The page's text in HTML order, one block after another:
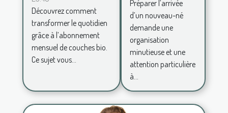
abonnement
mensuel
Découvrez comment
transformer le quotidien
grâce à l’abonnement
mensuel de couches bio.
Ce sujet vous...
l'arrivée
d'un
nouveau-
né?
Préparer l’arrivée
d’un nouveau-né
demande une
organisation
minutieuse et une
attention particulière
à...